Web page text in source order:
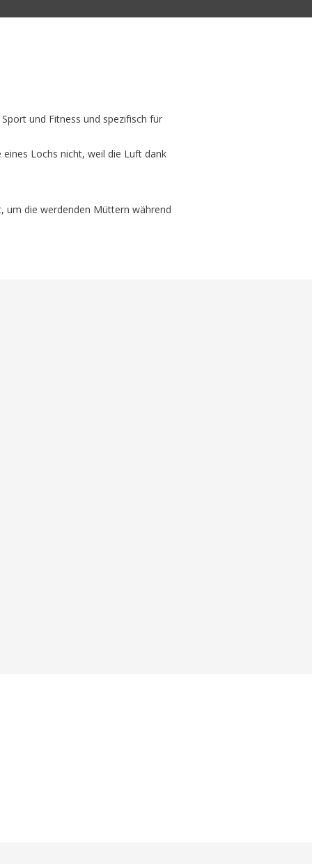
und Fitness und spezifisch für
Lochs nicht, weil die Luft dank
um die werdenden Müttern während